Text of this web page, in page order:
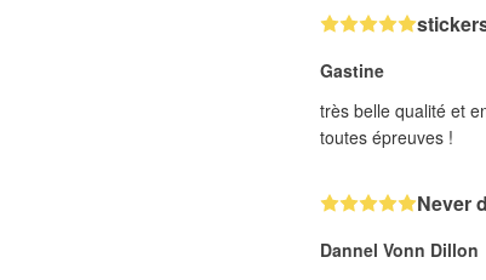
Gastine
très belle qualité et
toutes épreuves !
Never
Dannel Vonn Dillon